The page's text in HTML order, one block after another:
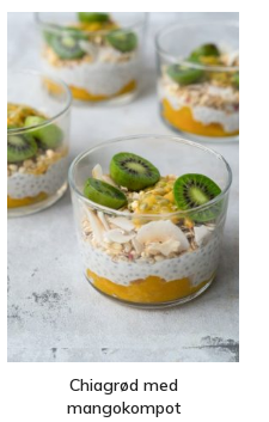
Chiagrød med
mangokompot